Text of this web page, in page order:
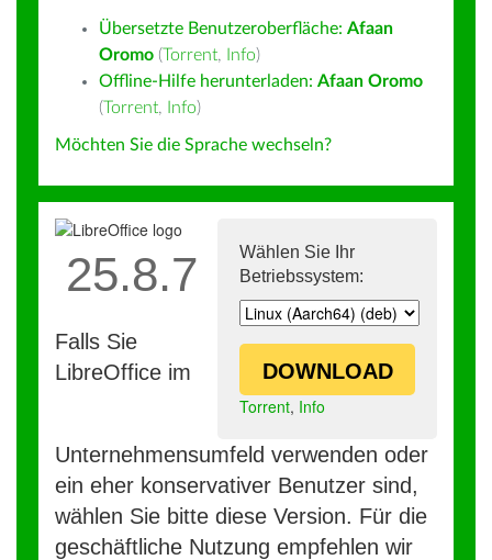
Übersetzte Benutzeroberfläche: Afaan
Oromo (Torrent, Info)
Offline-Hilfe herunterladen: Afaan Oromo
(Torrent, Info)
Möchten Sie die Sprache wechseln?
Wählen Sie Ihr
Betriebssystem:
DOWNLOAD
Torrent, Info
25.8.7
Falls Sie
LibreOffice im
Unternehmensumfeld verwenden oder
ein eher konservativer Benutzer sind,
wählen Sie bitte diese Version. Für die
geschäftliche Nutzung empfehlen wir